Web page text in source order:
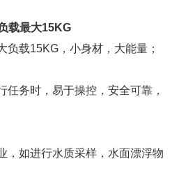
载最大15KG
负载15KG，小身材，大能量；
任务时，易于操控，安全可靠，
，如进行水质采样，水面漂浮物